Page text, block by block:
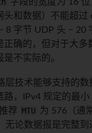
头和数据）不能超过
8 字节 UDP 头 − 20
正确的，但对于大多
不实际的。
层技术能够支持的数
路，IPv4 规定的最小
荐 MTU 为 576（通
无论数据报是完整到